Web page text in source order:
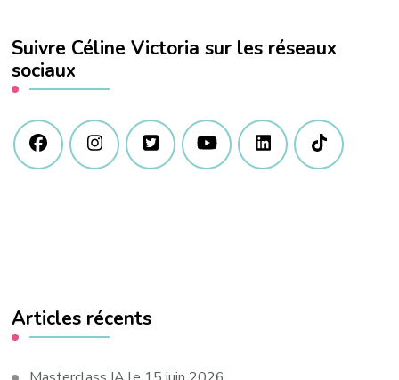
?
Suivre Céline Victoria sur les réseaux
sociaux
Articles récents